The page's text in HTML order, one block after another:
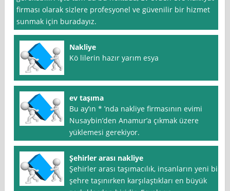
firması olarak sizlere profesyonel ve güvenilir bir hizmet
sunmak için buradayız.
Nakliye
Kö lilerin hazır yarım esya
ev taşıma
Bu ay’ın * ’nda nakliye firmasının evimi
Nusaybin’den Anamur’a çıkmak üzere
yüklemesi gerekiyor.
Şehirler arası nakliye
Şehirler arası taşımacılık, insanların yeni bir
şehre taşınırken karşılaştıkları en büyük